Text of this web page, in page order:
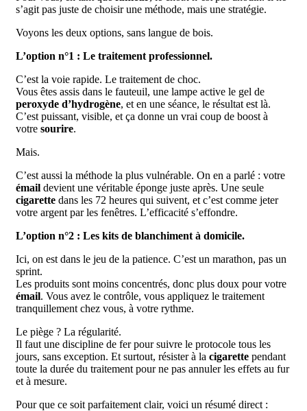
s’agit pas juste de choisir une méthode, mais une stratégie.
Voyons les deux options, sans langue de bois.
L’option n°1 : Le traitement professionnel.
C’est la voie rapide. Le traitement de choc.
Vous êtes assis dans le fauteuil, une lampe active le gel de
peroxyde d’hydrogène, et en une séance, le résultat est là.
C’est puissant, visible, et ça donne un vrai coup de boost à
votre sourire.
Mais.
C’est aussi la méthode la plus vulnérable. On en a parlé : votre
émail devient une véritable éponge juste après. Une seule
cigarette dans les 72 heures qui suivent, et c’est comme jeter
votre argent par les fenêtres. L’efficacité s’effondre.
L’option n°2 : Les kits de blanchiment à domicile.
Ici, on est dans le jeu de la patience. C’est un marathon, pas un
sprint.
Les produits sont moins concentrés, donc plus doux pour votre
émail. Vous avez le contrôle, vous appliquez le traitement
tranquillement chez vous, à votre rythme.
Le piège ? La régularité.
Il faut une discipline de fer pour suivre le protocole tous les
jours, sans exception. Et surtout, résister à la cigarette pendant
toute la durée du traitement pour ne pas annuler les effets au fur
et à mesure.
Pour que ce soit parfaitement clair, voici un résumé direct :